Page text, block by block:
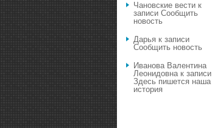
Чановские вести к
записи Сообщить
новость
Дарья к записи
Сообщить новость
Иванова Валентина
Леонидовнак записи
Здесь пишется наша
история